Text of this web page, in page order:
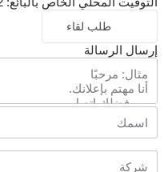
طلب لقاء
إرسال الرسالة